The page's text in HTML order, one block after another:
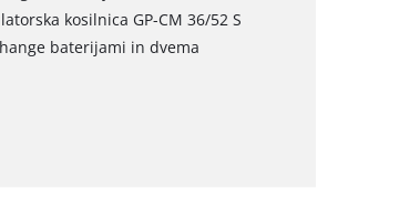
kosilnica GP-CM 36/52 S
baterijami in dvema